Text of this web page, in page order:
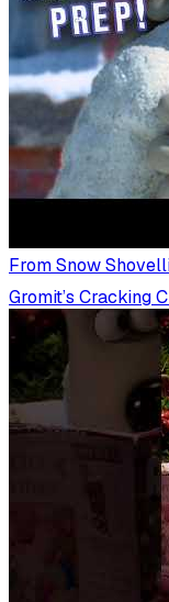
From Snow
Gromit’s Cracking